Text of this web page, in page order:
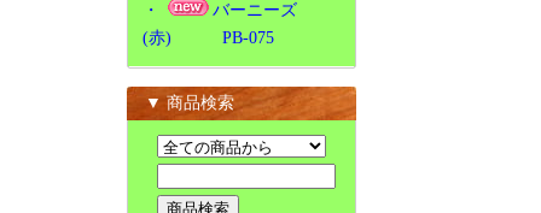
・
バーニーズ
(赤) PB-075
▼ 商品検索